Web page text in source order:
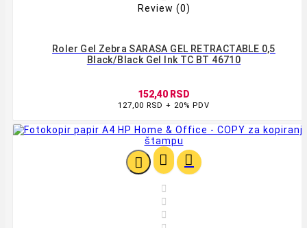
Review (0)
Roler Gel Zebra SARASA GEL RETRACTABLE 0,5
Black/Black Gel Ink TC BT 46710
152,40 RSD
127,00 RSD + 20% PDV
  


